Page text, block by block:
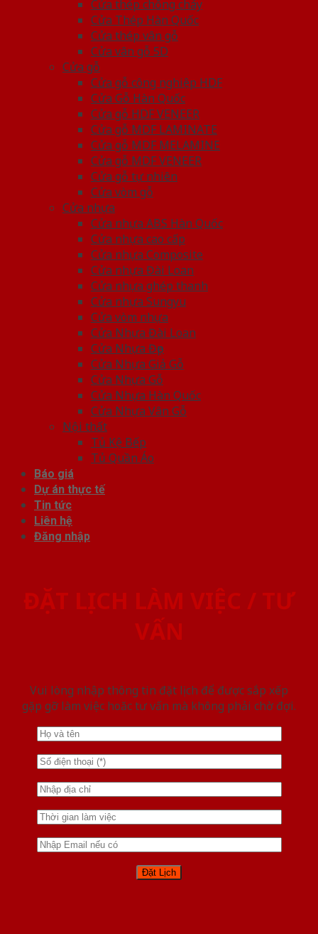
Cửa thép chống cháy
Cửa Thép Hàn Quốc
Cửa thép vân gỗ
Cửa vân gỗ 5D
Cửa gỗ
Cửa gỗ công nghiệp HDF
Cửa Gỗ Hàn Quốc
Cửa gỗ HDF VENEER
Cửa gỗ MDF LAMINATE
Cửa gỗ MDF MELAMINE
Cửa gỗ MDF VENEER
Cửa gỗ tự nhiên
Cửa vòm gỗ
Cửa nhựa
Cửa nhựa ABS Hàn Quốc
Cửa nhựa cao cấp
Cửa nhựa Composite
Cửa nhựa Đài Loan
Cửa nhựa ghép thanh
Cửa nhựa Sungyu
Cửa vòm nhựa
Cửa Nhựa Đài Loan
Cửa Nhựa Đẹp
Cửa Nhựa Giả Gỗ
Cửa Nhựa Gỗ
Cửa Nhựa Hàn Quốc
Cửa Nhựa Vân Gỗ
Nội thất
Tủ Kệ Bếp
Tủ Quần Áo
Báo giá
Dự án thực tế
Tin tức
Liên hệ
Đăng nhập
ĐẶT LỊCH LÀM VIỆC / TƯ
VẤN
Vui lòng nhập thông tin đặt lịch để được sắp xếp
gặp gỡ làm việc hoăc tư vấn mà không phải chờ đợi.